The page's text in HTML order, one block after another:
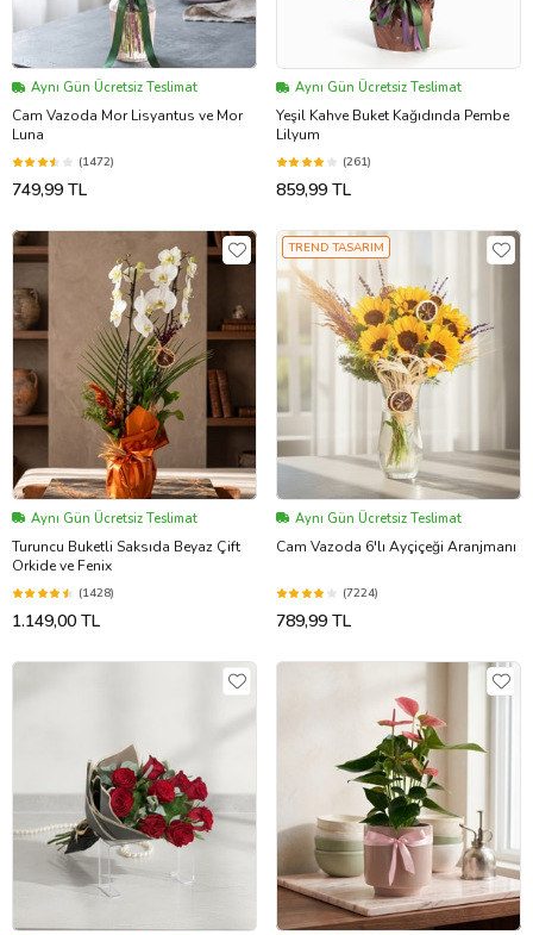
Aynı Gün Ücretsiz Teslimat
Cam Vazoda Mor Lisyantus ve Mor
Luna
(1472)
749,99 TL
Aynı Gün Ücretsiz Teslimat
Yeşil Kahve Buket Kağıdında Pembe
Lilyum
(261)
859,99 TL
Aynı Gün Ücretsiz Teslimat
Turuncu Buketli Saksıda Beyaz Çift
Orkide ve Fenix
(1428)
1.149,00 TL
TREND TASARIM
Aynı Gün Ücretsiz Teslimat
Cam Vazoda 6'lı Ayçiçeği Aranjmanı
(7224)
789,99 TL